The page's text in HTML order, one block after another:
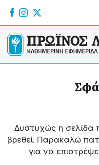
Δυστυχώς η σελίδα
βρεθεί. Παρακαλώ
για να